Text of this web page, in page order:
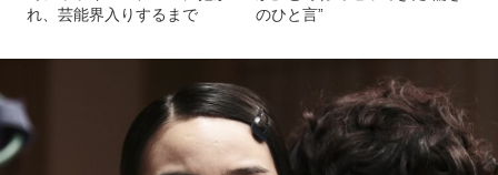
れ、芸能界入りするまで
のひと言”